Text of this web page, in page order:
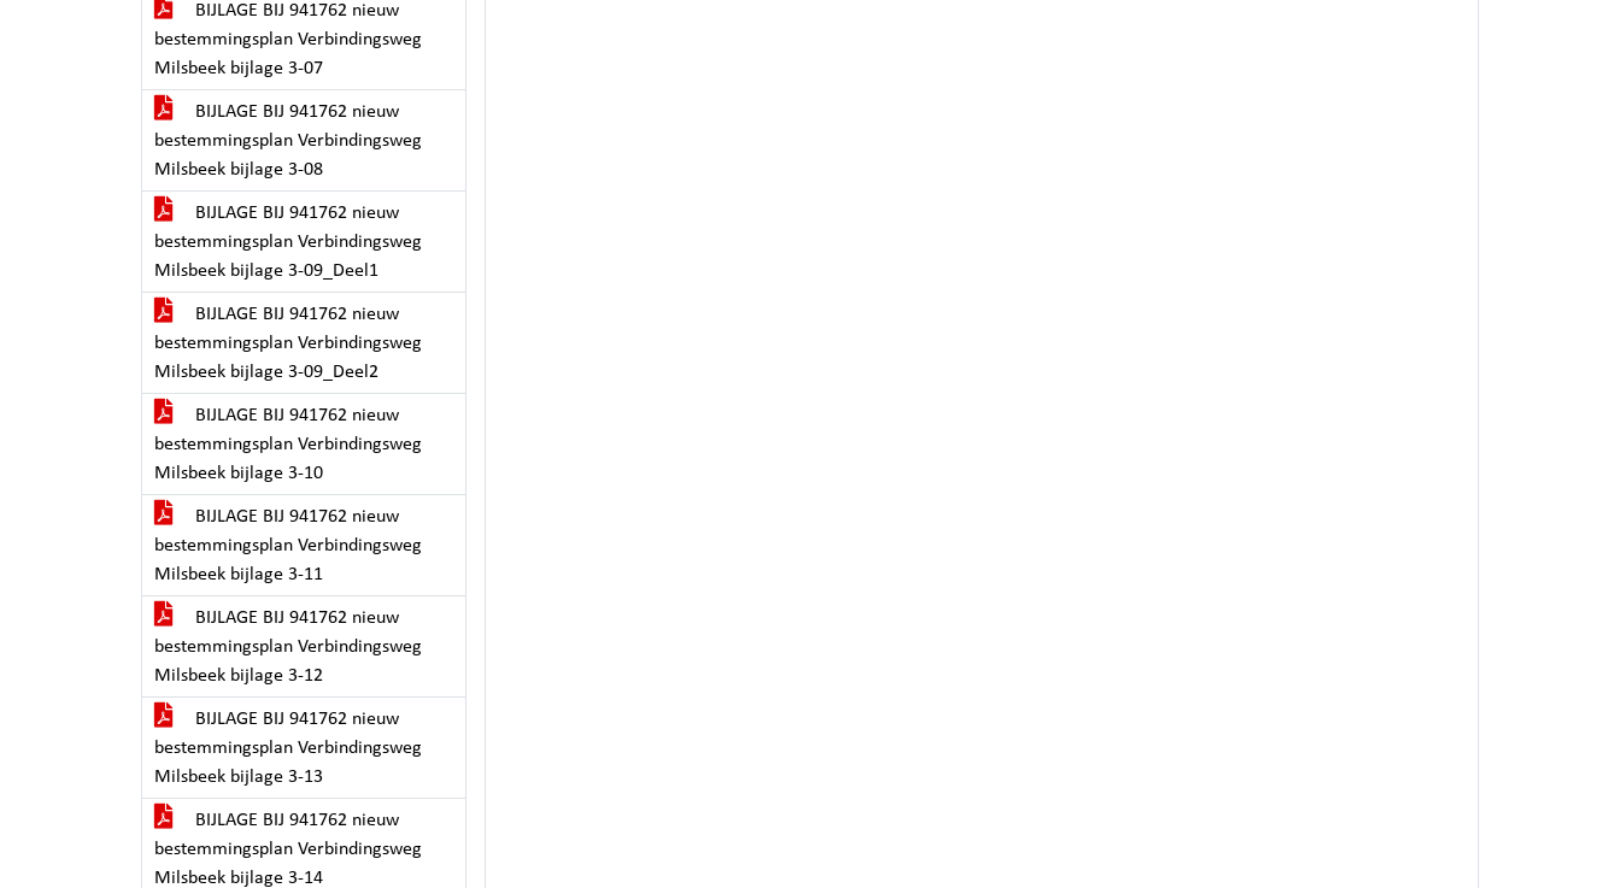
BIJLAGE BIJ 941762 nieuw
bestemmingsplan Verbindingsweg
Milsbeek bijlage 3-07
BIJLAGE BIJ 941762 nieuw
bestemmingsplan Verbindingsweg
Milsbeek bijlage 3-08
BIJLAGE BIJ 941762 nieuw
bestemmingsplan Verbindingsweg
Milsbeek bijlage 3-09_Deel1
BIJLAGE BIJ 941762 nieuw
bestemmingsplan Verbindingsweg
Milsbeek bijlage 3-09_Deel2
BIJLAGE BIJ 941762 nieuw
bestemmingsplan Verbindingsweg
Milsbeek bijlage 3-10
BIJLAGE BIJ 941762 nieuw
bestemmingsplan Verbindingsweg
Milsbeek bijlage 3-11
BIJLAGE BIJ 941762 nieuw
bestemmingsplan Verbindingsweg
Milsbeek bijlage 3-12
BIJLAGE BIJ 941762 nieuw
bestemmingsplan Verbindingsweg
Milsbeek bijlage 3-13
BIJLAGE BIJ 941762 nieuw
bestemmingsplan Verbindingsweg
Milsbeek bijlage 3-14